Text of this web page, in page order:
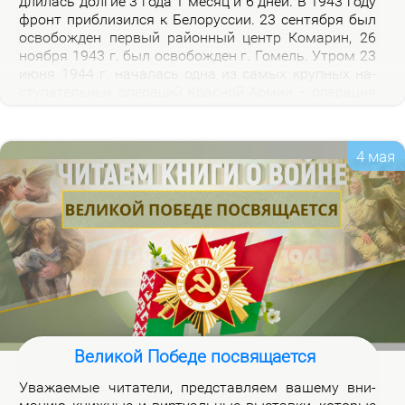
фронт при­бли­зил­ся к Бе­ло­рус­сии. 23 сен­тяб­ря был
осво­бож­ден пер­вый рай­он­ный центр Ко­ма­рин, 26
но­яб­ря 1943 г. был осво­бож­ден г. Го­мель. Утром 23
за­хват­чи­ков с тер­ри­то­рии Бе­ло­рус­сии.
4 мая
Великой Победе посвящается
Ува­жа­е­мые чи­та­те­ли, пред­став­ля­ем ва­ше­му вни­